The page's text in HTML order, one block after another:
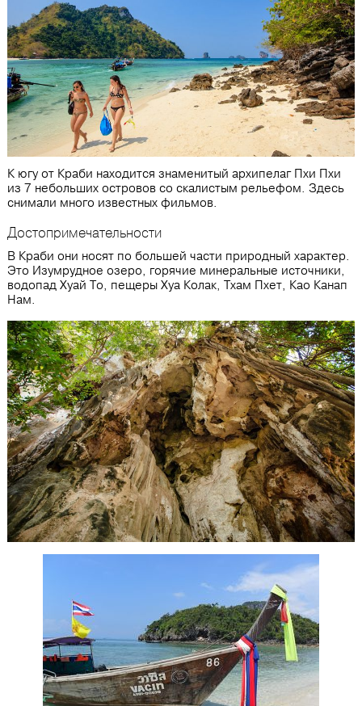
К югу от Краби находится знаменитый архипелаг Пхи Пхи
из 7 небольших островов со скалистым рельефом. Здесь
снимали много известных фильмов.
Достопримечательности
В Краби они носят по большей части природный характер.
Это Изумрудное озеро, горячие минеральные источники,
водопад Хуай То, пещеры Хуа Колак, Тхам Пхет, Као Канап
Нам.